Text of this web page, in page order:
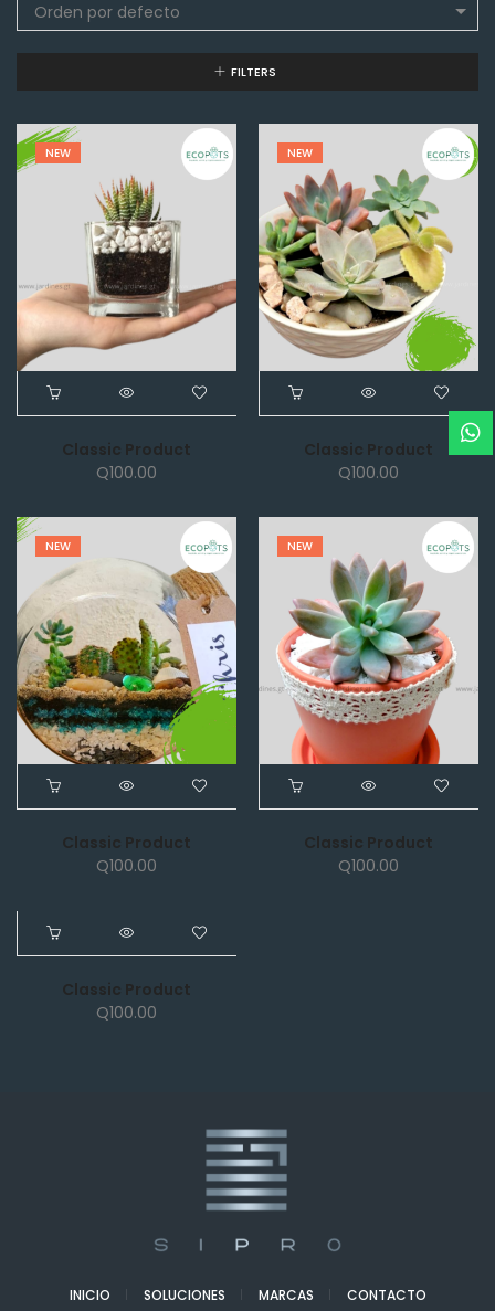
Orden por defecto
FILTERS
NEW
Classic Product
Q100.00
NEW
Classic Product
Q100.00
NEW
Classic Product
Q100.00
NEW
Classic Product
Q100.00
NEW
Classic Product
Q100.00
INICIO SOLUCIONES MARCAS CONTACTO